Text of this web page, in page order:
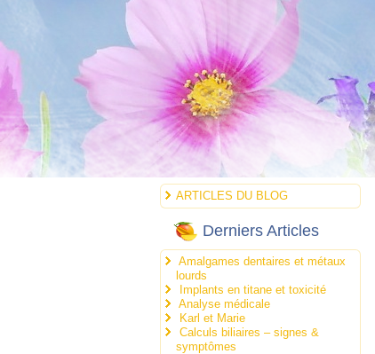
ARTICLES DU BLOG
Derniers Articles
Amalgames dentaires et métaux
lourds
Implants en titane et toxicité
Analyse médicale
Karl et Marie
Calculs biliaires – signes &
symptômes